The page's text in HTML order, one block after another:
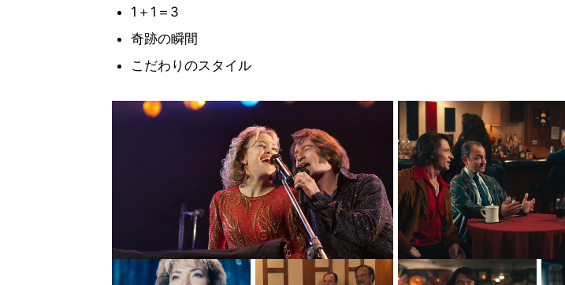
1＋1＝3
奇跡の瞬間
こだわりのスタイル